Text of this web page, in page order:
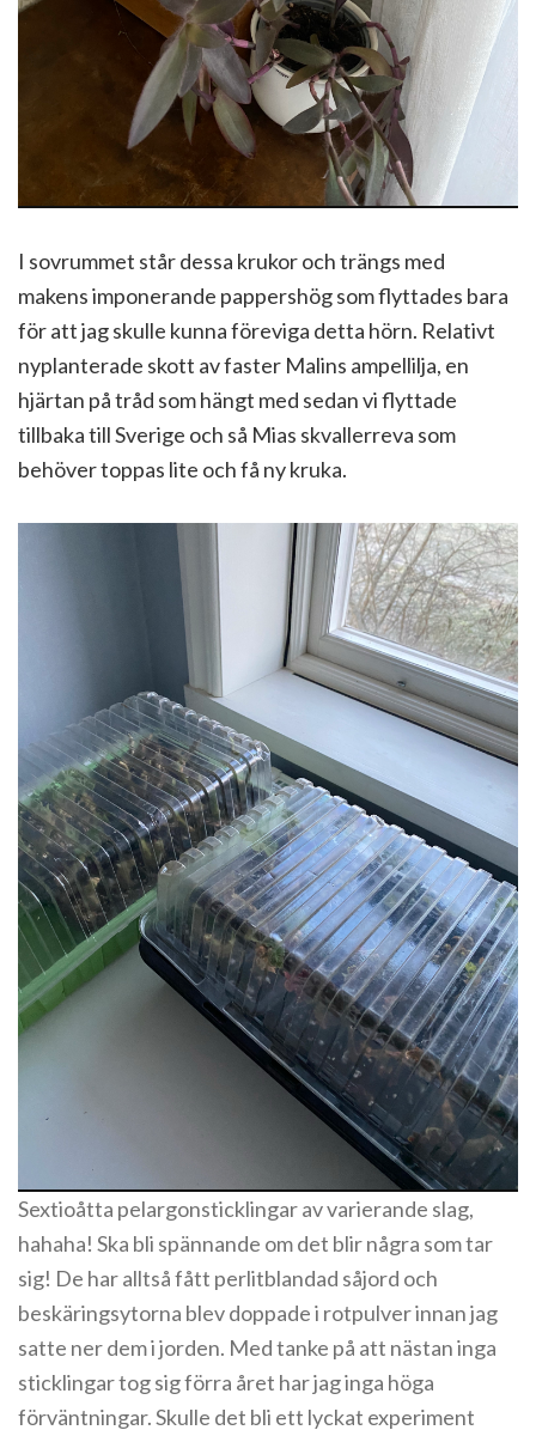
I sovrummet står dessa krukor och trängs med
makens imponerande pappershög som flyttades bara
för att jag skulle kunna föreviga detta hörn. Relativt
nyplanterade skott av faster Malins ampellilja, en
hjärtan på tråd som hängt med sedan vi flyttade
tillbaka till Sverige och så Mias skvallerreva som
behöver toppas lite och få ny kruka.
Sextioåtta pelargonsticklingar av varierande slag,
hahaha! Ska bli spännande om det blir några som tar
sig! De har alltså fått perlitblandad såjord och
beskäringsytorna blev doppade i rotpulver innan jag
satte ner dem i jorden. Med tanke på att nästan inga
sticklingar tog sig förra året har jag inga höga
förväntningar. Skulle det bli ett lyckat experiment